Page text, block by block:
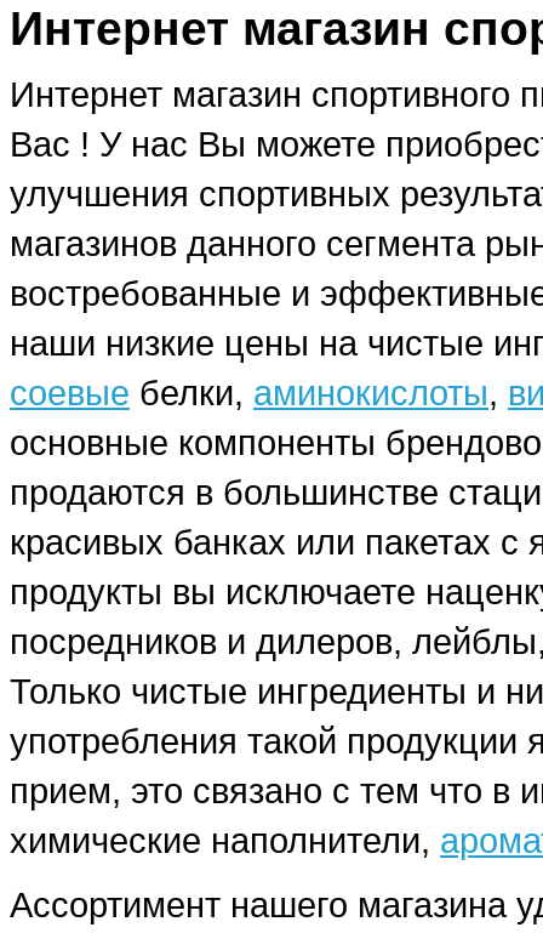
Интернет магазин
Интернет магазин спортивного
Вас ! У нас Вы можете
улучшения спортивных
магазинов данного сегмента
востребованные и
наши низкие цены на чистые
соевые белки, аминокислоты,
основные компоненты
продаются в большинстве
красивых банках или пакетах
продукты вы исключаете
посредников и дилеров,
Только чистые ингредиенты и
употребления такой продукции
прием, это связано с тем что в
химические наполнители,
Ассортимент нашего магазина